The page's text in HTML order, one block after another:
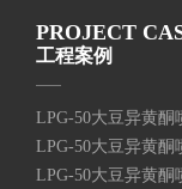
PROJECT
工程案例
LPG-50大豆异黄酮
LPG-50大豆异黄酮
LPG-50大豆异黄酮